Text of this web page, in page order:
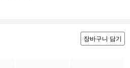
장바구니 담기